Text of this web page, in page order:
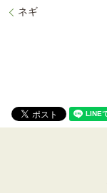
ネギ